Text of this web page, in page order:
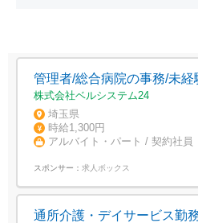
管理者/総合病院の事務/未
株式会社ベルシステム24
埼玉県
時給1,300円
アルバイト・パート / 契約社員
スポンサー： 求人ボックス
通所介護・デイサービス勤